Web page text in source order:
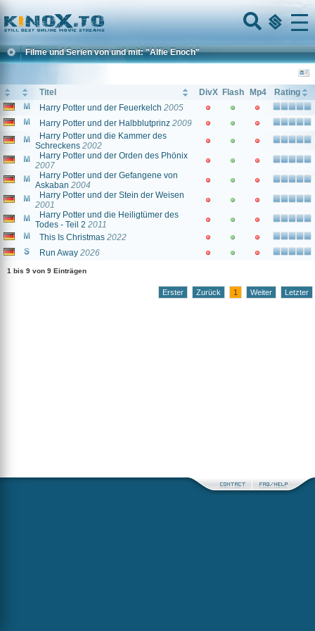
Home
Menu
Filme und Serien von und mit: "Alfie Enoch"
Titel DivX Flash Mp4
Rating
Harry Potter und der Feuerkelch 2005
Harry Potter und der Halbblutprinz 2009
Harry Potter und die Kammer des
Schreckens 2002
Harry Potter und der Orden des Phönix
2007
Harry Potter und der Gefangene von
Askaban 2004
Harry Potter und der Stein der Weisen
2001
Harry Potter und die Heiligtümer des
Todes - Teil 2 2011
This Is Christmas 2022
Run Away 2026
1 bis 9 von 9 Einträgen
Erster Zurück 1 Weiter Letzter